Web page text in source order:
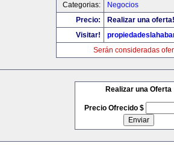
Categorias:
Negocios
Precio:
Realizar una oferta!
Visitar!
Serán consideradas
Realizar una Oferta
Precio Ofrecido $